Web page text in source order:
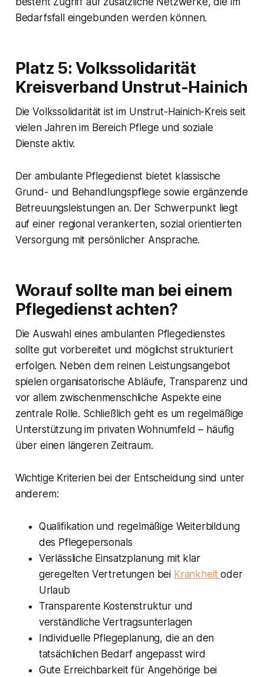
Bedarfsfall eingebunden werden können.
Platz 5: Volkssolidarität
Kreisverband Unstrut-Hainich
Die Volkssolidarität ist im Unstrut-Hainich-Kreis seit
vielen Jahren im Bereich Pflege und soziale
Dienste aktiv.
Der ambulante Pflegedienst bietet klassische
Grund- und Behandlungspflege sowie ergänzende
Betreuungsleistungen an. Der Schwerpunkt liegt
auf einer regional verankerten, sozial orientierten
Versorgung mit persönlicher Ansprache.
Worauf sollte man bei einem
Pflegedienst achten?
Die Auswahl eines ambulanten Pflegedienstes
sollte gut vorbereitet und möglichst strukturiert
erfolgen. Neben dem reinen Leistungsangebot
spielen organisatorische Abläufe, Transparenz und
vor allem zwischenmenschliche Aspekte eine
zentrale Rolle. Schließlich geht es um regelmäßige
Unterstützung im privaten Wohnumfeld – häufig
über einen längeren Zeitraum.
Wichtige Kriterien bei der Entscheidung sind unter
anderem:
Qualifikation und regelmäßige Weiterbildung
des Pflegepersonals
Verlässliche Einsatzplanung mit klar
geregelten Vertretungen bei Krankheitoder
Urlaub
Transparente Kostenstruktur und
verständliche Vertragsunterlagen
Individuelle Pflegeplanung, die an den
tatsächlichen Bedarf angepasst wird
Gute Erreichbarkeit für Angehörige bei